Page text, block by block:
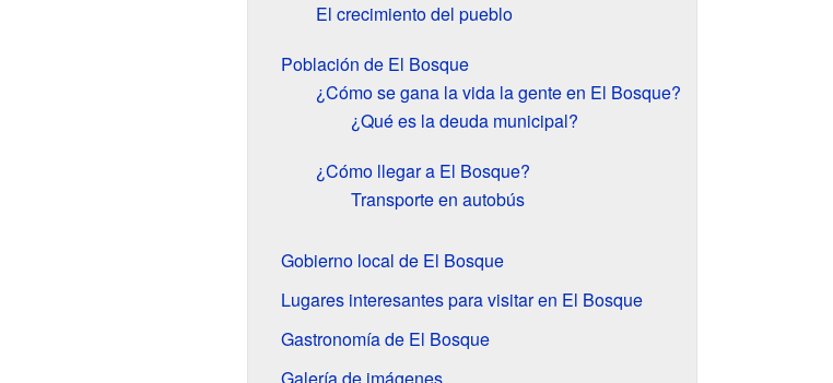
El crecimiento del pueblo
Población de El Bosque
¿Cómo se gana la vida la gente en El Bosque?
¿Qué es la deuda municipal?
¿Cómo llegar a El Bosque?
Transporte en autobús
Gobierno local de El Bosque
Lugares interesantes para visitar en El Bosque
Gastronomía de El Bosque